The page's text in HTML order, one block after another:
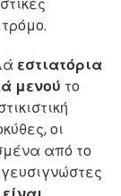
εστιατόρια
μενού το
οι
από το